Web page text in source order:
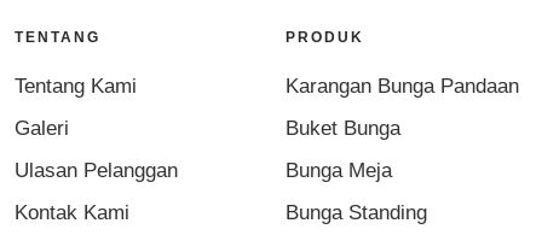
TENTANG
Tentang Kami
Galeri
Ulasan Pelanggan
Kontak Kami
PRODUK
Karangan Bunga Pandaan
Buket Bunga
Bunga Meja
Bunga Standing